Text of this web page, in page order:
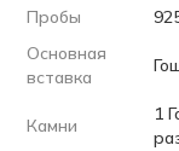
Пробы
Основная
вставка
Камни
1